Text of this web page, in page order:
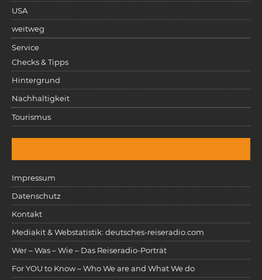
USA
weitweg
Service
Checks & Tipps
Hintergrund
Nachhaltigkeit
Tourismus
Impressum
Datenschutz
Kontakt
Mediakit & Webstatistik: deutsches-reiseradio.com
Wer – Was – Wie – Das Reiseradio-Porträt
For YOU to Know – Who We are and What We do